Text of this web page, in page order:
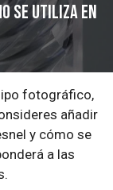
se utiliza en
fotográfico,
añadir
y cómo se
a las